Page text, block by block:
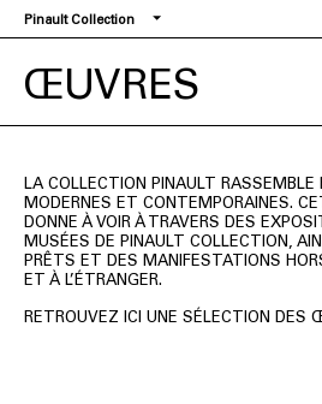
Aller
au
contenu
principal
Pinault Collection
ŒUVRES
LA COLLECTION PINAULT
MODERNES ET CONTEMPORAINES.
DONNE À VOIR À TRAVERS DES
MUSÉES DE PINAULT COLLECTION,
PRÊTS ET DES MANIFESTATIONS
ET À L’ÉTRANGER.
RETROUVEZ ICI UNE SÉLECTION DES